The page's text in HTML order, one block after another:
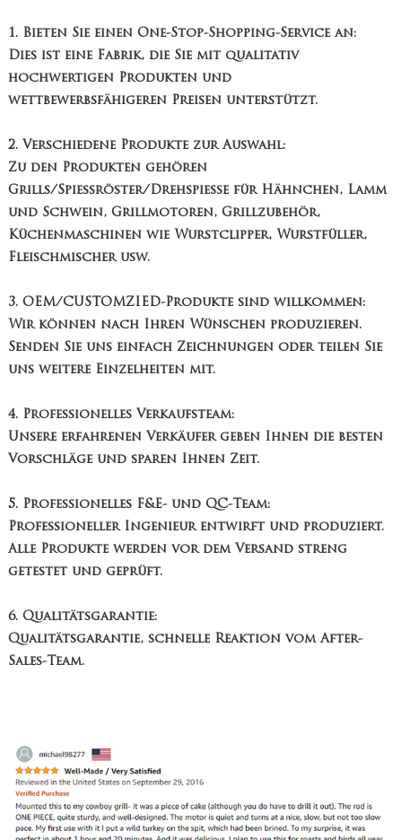
1. Bieten Sie einen One-Stop-Shopping-Service an:
Dies ist eine Fabrik, die Sie mit qualitativ
hochwertigen Produkten und
wettbewerbsfähigeren Preisen unterstützt.
2. Verschiedene Produkte zur Auswahl:
Zu den Produkten gehören
Grills/Spießröster/Drehspieße für Hähnchen, Lamm
und Schwein, Grillmotoren, Grillzubehör,
Küchenmaschinen wie Wurstclipper, Wurstfüller,
Fleischmischer usw.
3. OEM/CUSTOMZIED-Produkte sind willkommen:
Wir können nach Ihren Wünschen produzieren.
Senden Sie uns einfach Zeichnungen oder teilen Sie
uns weitere Einzelheiten mit.
4. Professionelles Verkaufsteam:
Unsere erfahrenen Verkäufer geben Ihnen die besten
Vorschläge und sparen Ihnen Zeit.
5. Professionelles F&E- und QC-Team:
Professioneller Ingenieur entwirft und produziert.
Alle Produkte werden vor dem Versand streng
getestet und geprüft.
6. Qualitätsgarantie:
Qualitätsgarantie, schnelle Reaktion vom After-
Sales-Team.